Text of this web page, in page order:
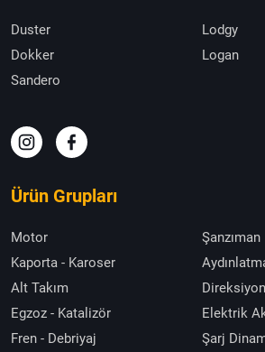
Duster
Lodgy
Dokker
Logan
Sandero
Ürün Grupları
Motor
Şanzıman
Kaporta - Karoser
Alt Takım
Egzoz - Katalizör
Elektrik
Fren - Debriyaj
Şarj